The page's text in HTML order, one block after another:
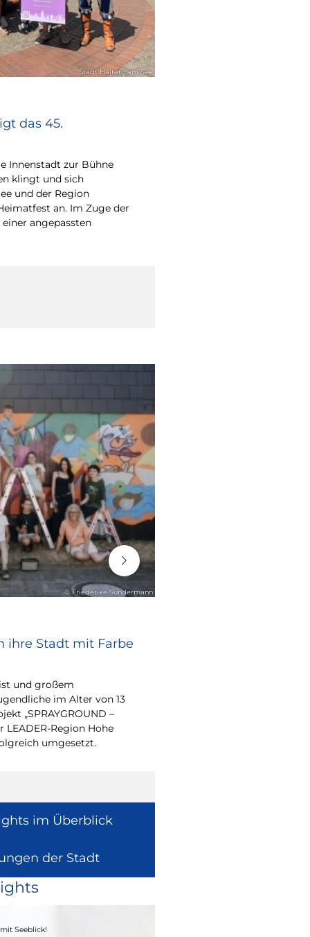
© Stadt Haltern am See
das 45.
Innenstadt zur Bühne
klingt und sich
und der Region
an. Im Zuge der
angepassten
© Friederike Sundermann
ihre Stadt mit Farbe
und großem
im Alter von 13
„SPRAYGROUND –
Region Hohe
umgesetzt.
im Überblick
der Stadt
Seeblick!